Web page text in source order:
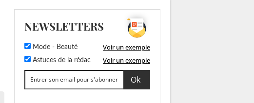
NEWSLETTERS
Mode - Beauté Voir un exemple
Astuces de la rédac Voir un exemple